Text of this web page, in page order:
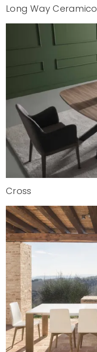
Long Way Ceramico
Cross